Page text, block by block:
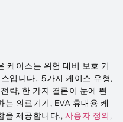
케이스는 위험 대비 보호 기
입니다.. 5가지 케이스 유형,
략, 한 가지 결론이 눈에 띈
의료기기, EVA 휴대용 케
을 제공합니다., 사용자 정의,